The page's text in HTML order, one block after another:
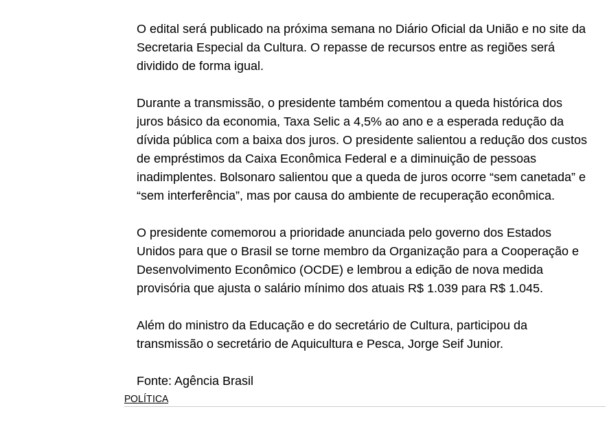
O edital será publicado na próxima semana no Diário Oficial da União e no site da
Secretaria Especial da Cultura. O repasse de recursos entre as regiões será
dividido de forma igual.
Durante a transmissão, o presidente também comentou a queda histórica dos
juros básico da economia, Taxa Selic a 4,5% ao ano e a esperada redução da
dívida pública com a baixa dos juros. O presidente salientou a redução dos custos
de empréstimos da Caixa Econômica Federal e a diminuição de pessoas
inadimplentes. Bolsonaro salientou que a queda de juros ocorre “sem canetada” e
“sem interferência”, mas por causa do ambiente de recuperação econômica.
O presidente comemorou a prioridade anunciada pelo governo dos Estados
Unidos para que o Brasil se torne membro da Organização para a Cooperação e
Desenvolvimento Econômico (OCDE) e lembrou a edição de nova medida
provisória que ajusta o salário mínimo dos atuais R$ 1.039 para R$ 1.045.
Além do ministro da Educação e do secretário de Cultura, participou da
transmissão o secretário de Aquicultura e Pesca, Jorge Seif Junior.
Fonte: Agência Brasil
POLÍTICA